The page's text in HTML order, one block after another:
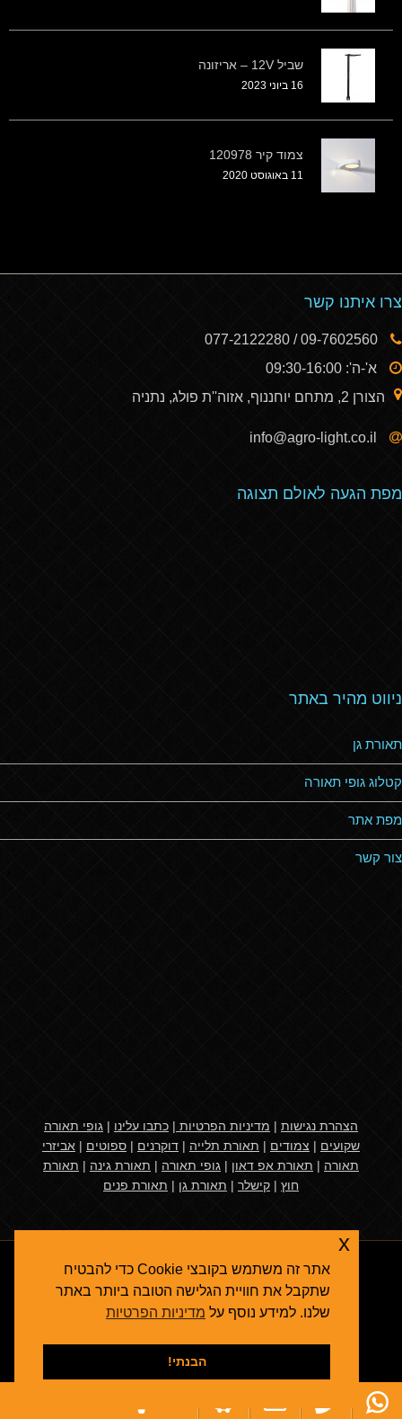
שביל 12V – אריזונה
16 ביוני 2023
צמוד קיר 120978
11 באוגוסט 2020
צרו איתנו קשר
א'-ה': 09:30-16:00
הצורן 2, מתחם יוחננוף, אזוה''ת פולג, נתניה
מפת הגעה לאולם תצוגה
ניווט מהיר באתר
תאורת גן
קטלוג גופי תאורה
מפת אתר
צור קשר
הצהרת נגישות | מדיניות הפרטיות | כתבו עלינו | גופי תאורה
שקועים | צמודים | תאורת תלייה | דוקרנים | ספוטים | אביזרי
תאורה | תאורת אפ דאון | גופי תאורה | תאורת גינה | תאורת
חוץ | קישלר | תאורת גן | תאורת פנים
קידום אתרים בגוגל
אתר זה משתמש בקובצי Cookie כדי להבטיח
שתקבל את חוויית הגלישה הטובה ביותר באתר
שלנו. למידע נוסף על מדיניות הפרטיות
הבנתי!
x